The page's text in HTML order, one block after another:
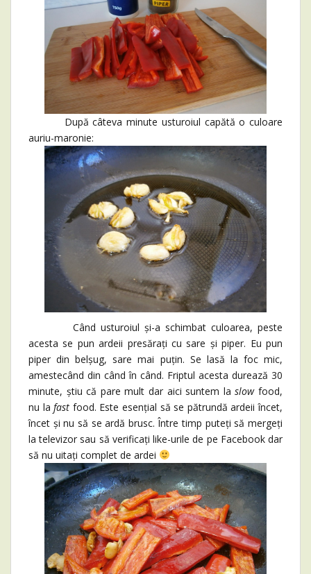
După câteva minute usturoiul capătă o culoare
auriu-maronie:
Când usturoiul și-a schimbat culoarea, peste
acesta se pun ardeii presărați cu sare și piper. Eu pun
piper din belșug, sare mai puțin. Se lasă la foc mic,
amestecând din când în când. Friptul acesta durează 30
minute, știu că pare mult dar aici suntem laslowfood,
nu lafast food. Este esențial să se pătrundă ardeii încet,
încet și nu să se ardă brusc. Între timp puteți să mergeți
la televizor sau să verificați like-urile de pe Facebook dar
să nu uitați complet de ardei